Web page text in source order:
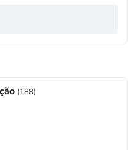
(188)